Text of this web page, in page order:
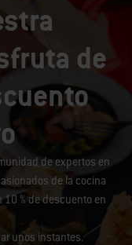
de
de expertos en
de la cocina
10 % de descuento en
unos instantes.